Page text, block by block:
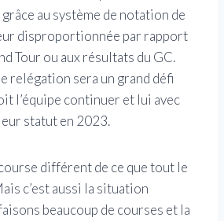
au système de notation de
disproportionnée par rapport
Tour ou aux résultats du GC.
relégation sera un grand défi
l’équipe continuer et lui avec
statut en 2023.
course différent de ce que tout le
c’est aussi la situation
beaucoup de courses et la